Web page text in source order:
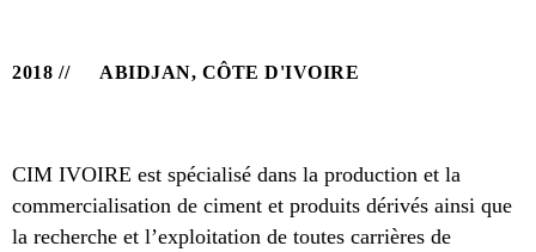
2018 ABIDJAN, CÔTE D'IVOIRE
CIM IVOIRE est spécialisé dans la production et la
commercialisation de ciment et produits dérivés ainsi que
la recherche et l’exploitation de toutes carrières de